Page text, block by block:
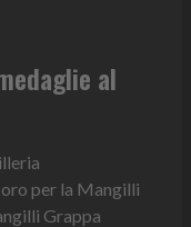
al
per la Mangilli
Grappa